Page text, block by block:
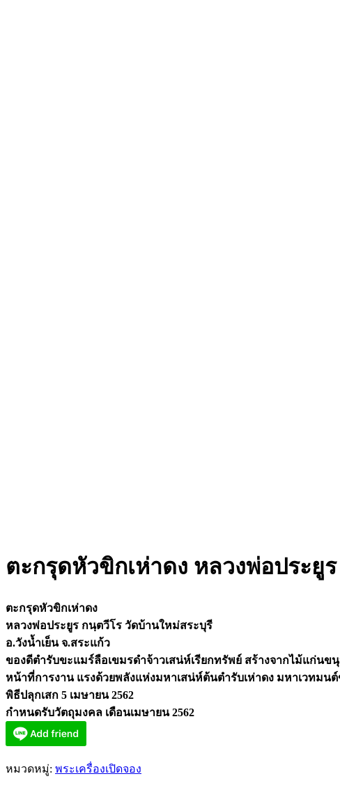
ตะกรุดหัวขิกเห่าดง หลวงพ่อประยู
ตะกรุดหัวขิกเห่าดง
หลวงพ่อประยูร กนฺตวีโร วัดบ้านใหม่สระบุรี
อ.วังน้ำเย็น จ.สระแก้ว
ของดีตำรับขะแมร์ลือเขมรดำจ้าวเสน่ห์เรียกทรัพย์ สร้างจากไม้แก่น
หน้าที่การงาน แรงด้วยพลังแห่งมหาเสน่ห์ต้นตำรับเห่าดง มหาเวทม
พิธีปลุกเสก 5 เมษายน 2562
กำหนดรับวัตถุมงคล เดือนเมษายน 2562
หมวดหมู่: พระเครื่องเปิดจอง